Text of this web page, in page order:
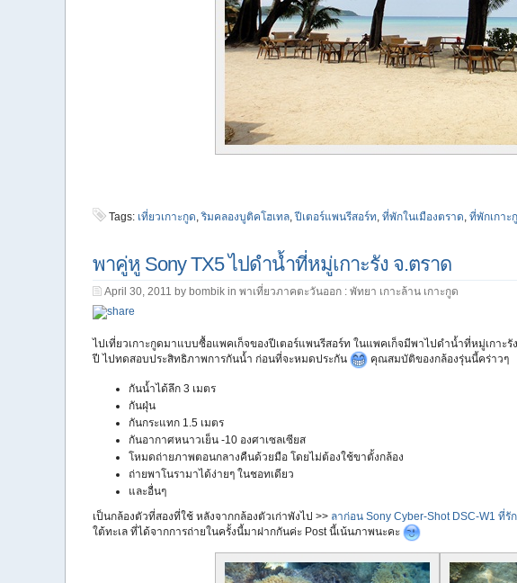
Tags: เที่ยวเกาะกูด,ริมคลองบูติคโฮเทล,ปีเตอร์แพนรีสอร์ท, ที่พักในเมืองตราด, ที่พักเกาะ
พาคู่หู Sony TX5 ไปดำน้ำที่หมู่เกาะรัง จ.ตราด
April 30, 2011 by bombik in พาเที่ยวภาคตะวันออก : พัทยา เกาะล้าน เกาะกูด
ไปเที่ยวเกาะกูดมาแบบซื้อแพคเก็จของปีเตอร์แพนรีสอร์ท ในแพคเก็จมีพาไปดำน้ำที่หมู่เกาะรั
ปี ไปทดสอบประสิทธิภาพการกันน้ำ ก่อนที่จะหมดประกัน
คุณสมบัติของกล้องรุ่นนี้คร่าวๆ
กันน้ำได้ลึก 3 เมตร
กันฝุ่น
กันกระแทก 1.5 เมตร
กันอากาศหนาวเย็น -10 องศาเซลเซียส
โหมดถ่ายภาพตอนกลางคืนด้วยมือ โดยไม่ต้องใช้ขาตั้งกล้อง
ถ่ายพาโนรามาได้ง่ายๆ ในชอทเดียว
และอื่นๆ
เป็นกล้องตัวที่สองที่ใช้ หลังจากกล้องตัวเก่าพังไป >> ลาก่อน Sony Cyber-Shot DSC-W1 ที่รั
ใต้ทะเล ที่ได้จากการถ่ายในครั้งนี้มาฝากกันค่ะ Post นี้เน้นภาพนะคะ